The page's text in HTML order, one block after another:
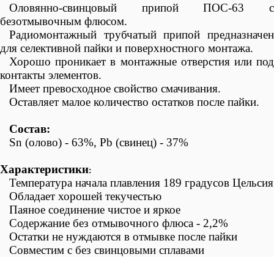
Оловянно-свинцовый припой ПОС-63 с
безотмывочным флюсом.
Радиомонтажный трубчатый припой предназначен
для селективной пайки и поверхностного монтажа.
Хорошо проникает в монтажные отверстия или под
контакты элементов.
Имеет превосходное свойство смачивания.
Оставляет малое количество остатков после пайки.
Состав:
Sn (олово) - 63%, Pb (свинец) - 37%
Характеристики:
Температура начала плавления 189 градусов Цельсия
Обладает хорошей текучестью
Паяное соединение чистое и яркое
Содержание без отмывочного флюса - 2,2%
Остатки не нуждаются в отмывке после пайки
Совместим с без свинцовыми сплавами